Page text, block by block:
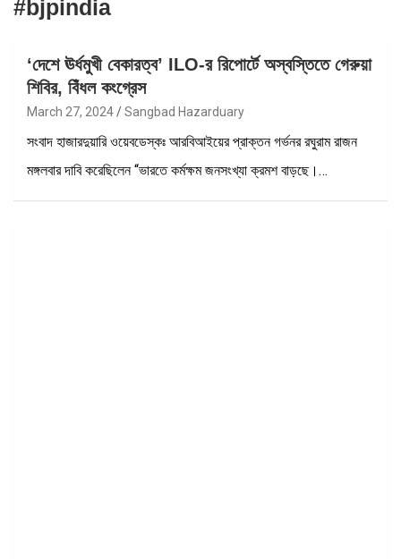
#bjpindia
‘দেশে ঊর্ধমুখী বেকারত্ব’ ILO-র রিপোর্টে অস্বস্তিতে গেরুয়া
শিবির, বিঁধল কংগ্রেস
March 27, 2024 Sangbad Hazarduary
সংবাদ হাজারদুয়ারি ওয়েবডেস্কঃ আরবিআইয়ের প্রাক্তন গর্ভনর রঘুরাম রাজন
মঙ্গলবার দাবি করেছিলেন “ভারতে কর্মক্ষম জনসংখ্যা ক্রমশ বাড়ছে।…